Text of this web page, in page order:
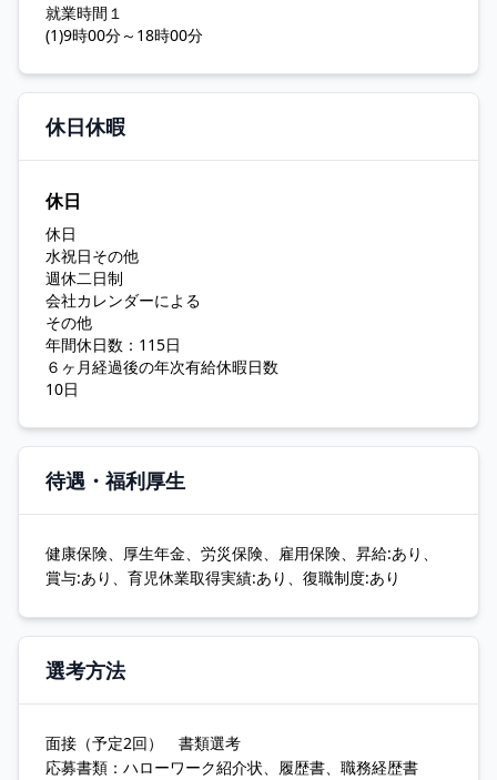
就業時間１
(1)9時00分～18時00分
休日休暇
休日
休日
水祝日その他
週休二日制
会社カレンダーによる
その他
年間休日数：115日
６ヶ月経過後の年次有給休暇日数
10日
待遇・福利厚生
健康保険、厚生年金、労災保険、雇用保険、昇給:あり、
賞与:あり、育児休業取得実績:あり、復職制度:あり
選考方法
面接（予定2回） 書類選考
応募書類：ハローワーク紹介状、履歴書、職務経歴書